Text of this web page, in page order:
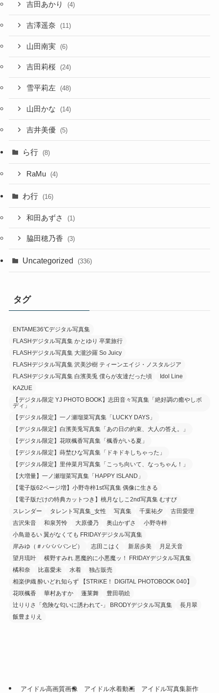
吉田あかり (4)
吉澤遥奈 (11)
山田南実 (6)
吉田莉桜 (24)
雪平莉左 (48)
山田かな (14)
吉井美優 (5)
ら行 (8)
RaMu (4)
わ行 (16)
和田あずさ (1)
脇田穂乃香 (3)
Uncategorized (336)
タグ
ENTAME36℃デジタル写真集
FLASHデジタル写真集 かとゆり 卒業旅行
FLASHデジタル写真集 大瀧沙羅 So Juicy
FLASHデジタル写真集 沢美沙樹 ティーンエイジ・ノスタルジア
FLASHデジタル写真集 白濱美兎 僕らが友達だった頃
Idol Line
KAZUE
【デジタル限定 YJ PHOTO BOOK】志田音々写真集「絶好調の癒やしボ
ディ」
【デジタル限定】一ノ瀬瑠菜写真集「LUCKY DAYS」
【デジタル限定】白濱美兎写真集「あの日の約束、大人の答え。」
【デジタル限定】花咲楓香写真集「楓香がいる夏」
【デジタル限定】蒔埜ひな写真集「ドキドキしちゃった」
【デジタル限定】里仲菜月写真集「こっち向いて、なっちゃん！」
【大増量】一ノ瀬瑠菜写真集「HAPPY ISLAND」
【電子版62ページ増】小野寺梓1st写真集 偶像に生きる
【電子版だけの特典カットつき】桃月なしこ2nd写真集 むすび
スレンダー
タレント写真集_女性 写真集 千葉祐夕
古田愛理
吉沢朱音
和泉芳怜 大原優乃 奥山かずさ
小野寺梓
小鳥遊るい 翼がなくても FRIDAYデジタル写真集
岸みゆ（＃ババババンビ）
志田こはく 新居歩美
月足天音
望月琉叶
横野すみれ 悪魔的に小悪魔ッ！ FRIDAYデジタル写真集
橘和奈
比嘉愛未 水着
独占販売
相楽伊織 酔いどれ知らず 【STRiKE！ DIGITAL PHOTOBOOK 040】
花咲楓香
華村あすか 蓬莱舞
豊田萌絵
辻りりさ「危険な匂いに誘われて-」 BRODYデジタル写真集
長月翠
飯豊まりえ
アイドル高画質画像 アイドル水着動画 アイドル写真集新作